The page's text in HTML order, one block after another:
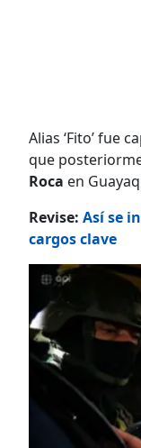
Alias ‘Fito’ fue
que
Roca en
Revise: Así se
cargos clave